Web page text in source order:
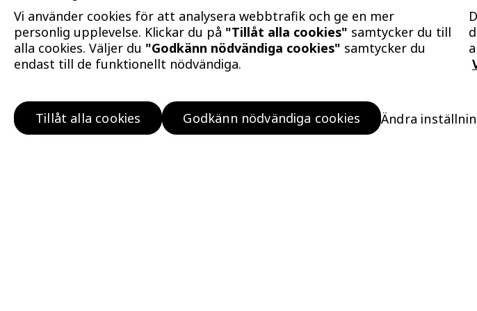
Hitta bostad
Köp klokt
Kontakta oss
Vanliga frågor och svar
Vi använder cookies för att analysera webbtrafik och ge en mer
personlig upplevelse. Klickar du på "Tillåt alla cookies" samtycker du till
alla cookies. Väljer du "Godkänn nödvändiga cookies" samtycker du
endast till de funktionellt nödvändiga.
Ändra
Godkänn nödvändiga cookies
Tillåt alla cookies